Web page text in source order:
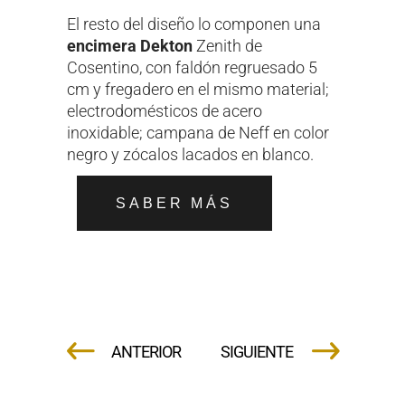
El resto del diseño lo componen una
encimera Dekton Zenith de
Cosentino, con faldón regruesado 5
cm y fregadero en el mismo material;
electrodomésticos de acero
inoxidable; campana de Neff en color
negro y zócalos lacados en blanco.
SABER MÁS